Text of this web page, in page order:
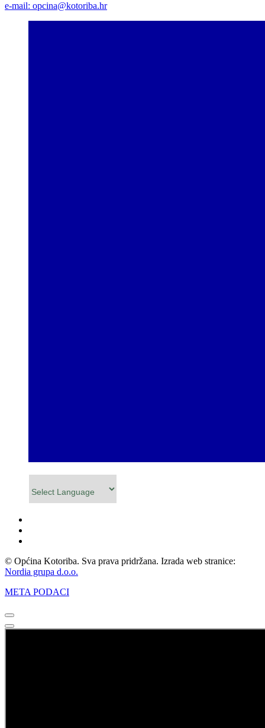
e-mail: opcina@kotoriba.hr
© Općina Kotoriba. Sva prava pridržana. Izrada web stranice:
Nordia grupa d.o.o.
META PODACI